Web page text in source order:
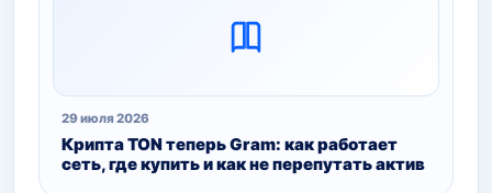
29 июля 2026
Крипта TON теперь Gram: как работает
сеть, где купить и как не перепутать актив